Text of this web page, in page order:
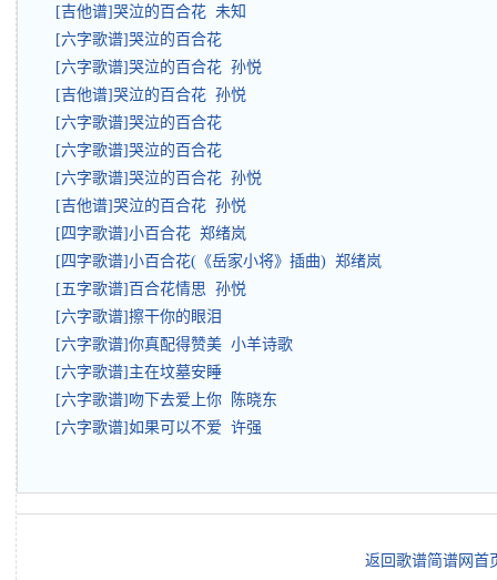
[吉他谱]哭泣的百合花 未知
[六字歌谱]哭泣的百合花
[六字歌谱]哭泣的百合花 孙悦
[吉他谱]哭泣的百合花 孙悦
[六字歌谱]哭泣的百合花
[六字歌谱]哭泣的百合花
[六字歌谱]哭泣的百合花 孙悦
[吉他谱]哭泣的百合花 孙悦
[四字歌谱]小百合花 郑绪岚
[四字歌谱]小百合花(《岳家小将》插曲) 郑绪岚
[五字歌谱]百合花情思 孙悦
[六字歌谱]擦干你的眼泪
[六字歌谱]你真配得赞美 小羊诗歌
[六字歌谱]主在坟墓安睡
[六字歌谱]吻下去爱上你 陈晓东
[六字歌谱]如果可以不爱 许强
返回歌谱简谱网首